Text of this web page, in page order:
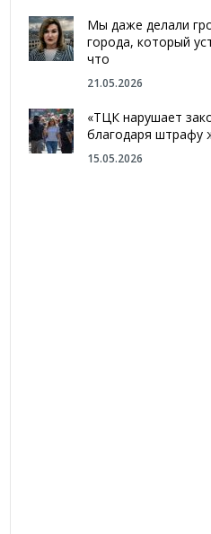
Мы даже делали
города, который
что
21.05.2026
«ТЦК нарушает
благодаря штрафу
15.05.2026